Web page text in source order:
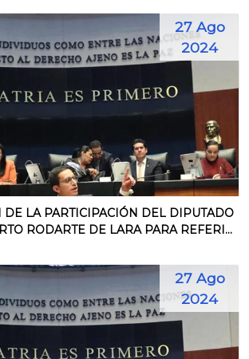
27 Ago
2024
DE LA PARTICIPACIÓN DEL DIPUTADO
RODARTE DE LARA PARA REFERI...
27 Ago
2024